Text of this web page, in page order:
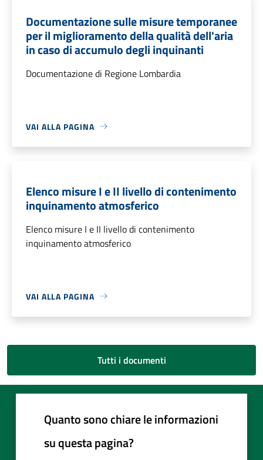
Documentazione sulle misure temporanee
per il miglioramento della qualità dell'aria
in caso di accumulo degli inquinanti
Documentazione di Regione Lombardia
VAI ALLA PAGINA
Elenco misure I e II livello di contenimento
inquinamento atmosferico
Elenco misure I e II livello di contenimento
inquinamento atmosferico
VAI ALLA PAGINA
Tutti i documenti
Quanto sono chiare le informazioni
su questa pagina?